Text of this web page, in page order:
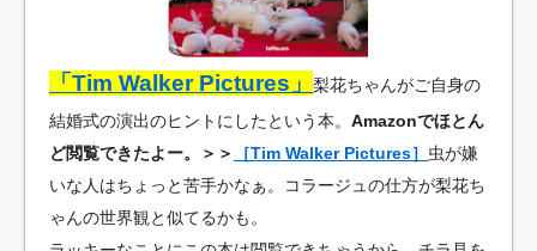
「Tim Walker Pictures」
梨花ちゃんがご自身の
結婚式の演出のヒントにしたという本。 Amazonでほとん
ど閲覧できたよー。＞＞
［Tim Walker Pictures］ 虫が嫌
いな人はちょっと苦手かなぁ。コラージュの仕方が梨花ち
ゃんの世界観と似てるかも。